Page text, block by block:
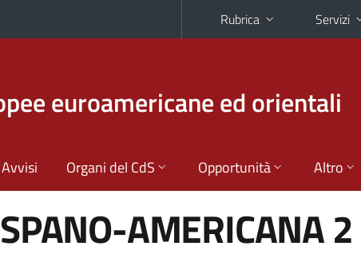
Rubrica Servizi
euroamericane ed orientali
Avvisi Organi del CdS Opportunità Altro
AMERICANA 2